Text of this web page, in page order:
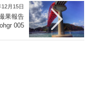
月15日
果報告
005